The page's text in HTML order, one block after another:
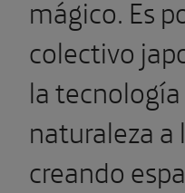
mágico. Es
colectivo
la
naturaleza a
creando